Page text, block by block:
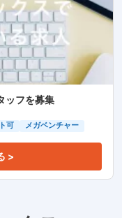
ッフを募集
可
メガベンチャー
>